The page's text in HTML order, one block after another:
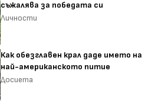
съжалява за победата си
Личности
Как обезглавен крал даде името на
най-американското питие
Досиета